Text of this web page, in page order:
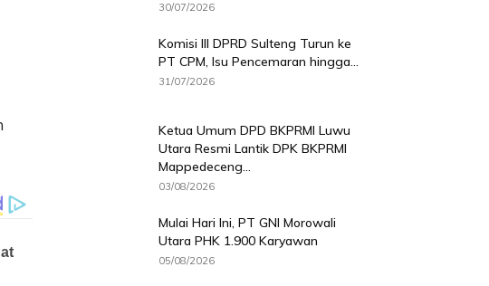
30/07/2026
Komisi III DPRD Sulteng Turun ke
PT CPM, Isu Pencemaran hingga...
31/07/2026
Ketua Umum DPD BKPRMI Luwu
Utara Resmi Lantik DPK BKPRMI
Mappedeceng...
03/08/2026
Mulai Hari Ini, PT GNI Morowali
Utara PHK 1.900 Karyawan
05/08/2026